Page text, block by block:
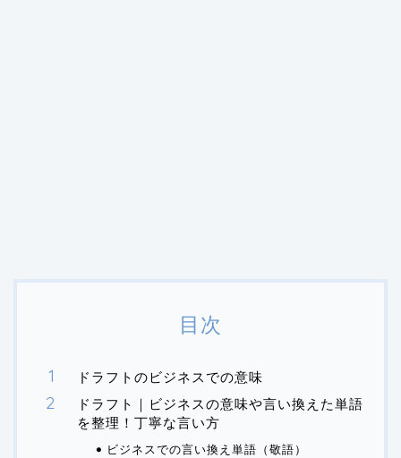
目次
ドラフトのビジネスでの意味
ドラフト｜ビジネスの意味や言い換えた単語
を整理！丁寧な言い方
ビジネスでの言い換え単語（敬語）